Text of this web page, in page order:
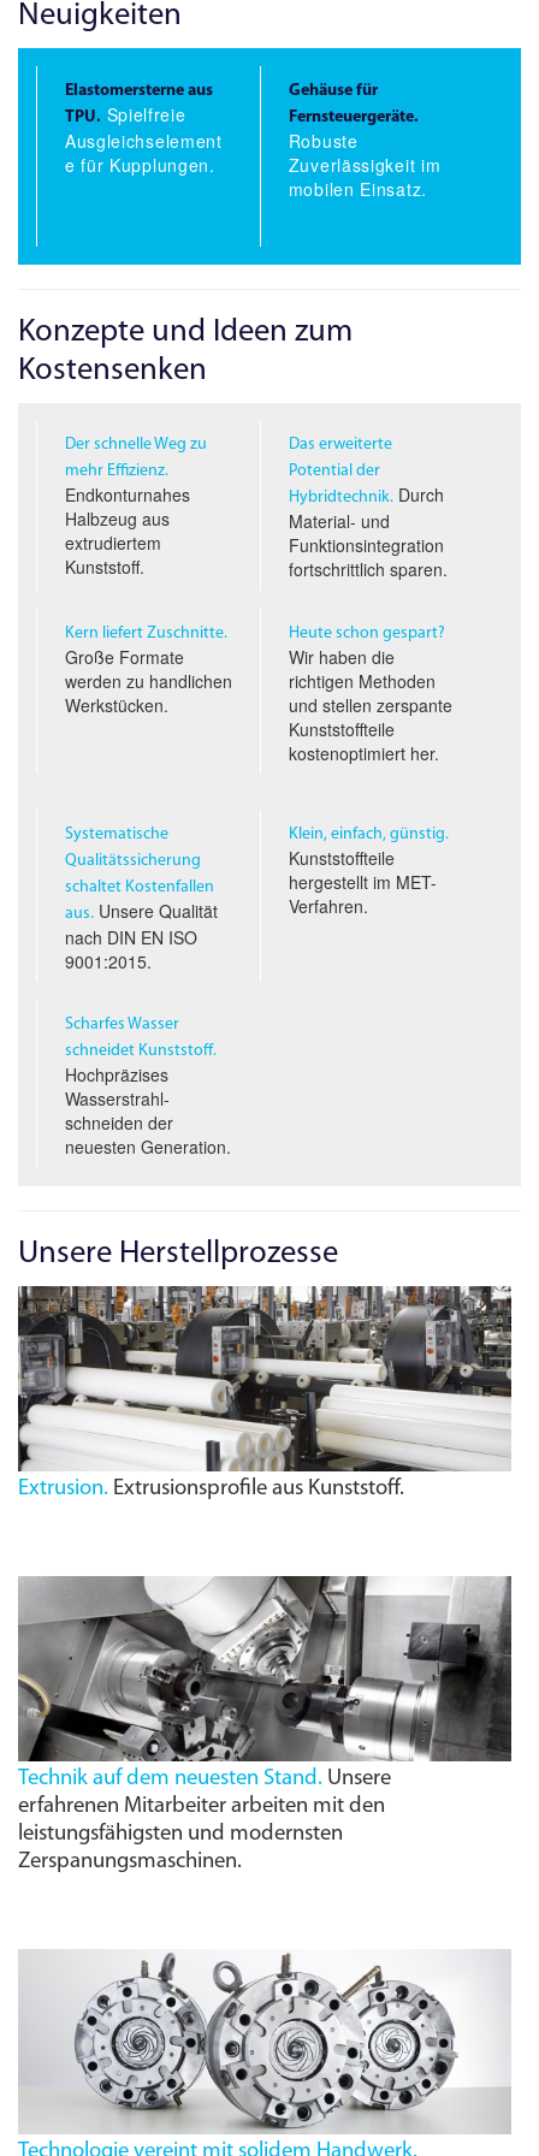
Neuigkeiten
Elastomersterne aus
TPU. Spielfreie
Ausgleichselement
e für Kupplungen.
Gehäuse für
Fernsteuergeräte.
Robuste
Zuverlässigkeit im
mobilen Einsatz.
Konzepte und Ideen zum
Kostensenken
Der schnelle Weg zu
mehr Effizienz.
Endkonturnahes
Halbzeug aus
extrudiertem
Kunststoff.
Das erweiterte
Potential der
Hybridtechnik.Durch
Material- und
Funktionsintegration
fortschrittlich sparen.
Kern liefert Zuschnitte.
Große Formate
werden zu handlichen
Werkstücken.
Heute schon gespart?
Wir haben die
richtigen Methoden
und stellen zerspante
Kunststoffteile
kostenoptimiert her.
Systematische
Qualitäts­sicherung
schaltet Kostenfallen
aus.Unsere Qualität
nach DIN EN ISO
9001:2015.
Klein, einfach, günstig.
Kunststoffteile
hergestellt im MET-
Verfahren.
Scharfes Wasser
schneidet Kunststoff.
Hochpräzises
Wasserstrahl­
schneiden der
neuesten Generation.
Unsere Herstellprozesse
Extrusion. Extrusionsprofile aus Kunststoff.
Technik auf dem neuesten Stand. Unsere
erfahrenen Mitarbeiter arbeiten mit den
leistungs­fähigsten und modernsten
Zerspanungs­maschinen.